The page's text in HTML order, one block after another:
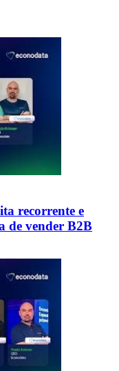
recorrente e
de vender B2B